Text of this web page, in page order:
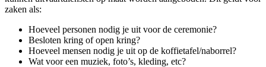
zaken als:
Hoeveel personen nodig je uit voor de ceremonie?
Besloten kring of open kring?
Hoeveel mensen nodig je uit op de koffietafel/naborrel?
Wat voor een muziek, foto’s, kleding, etc?